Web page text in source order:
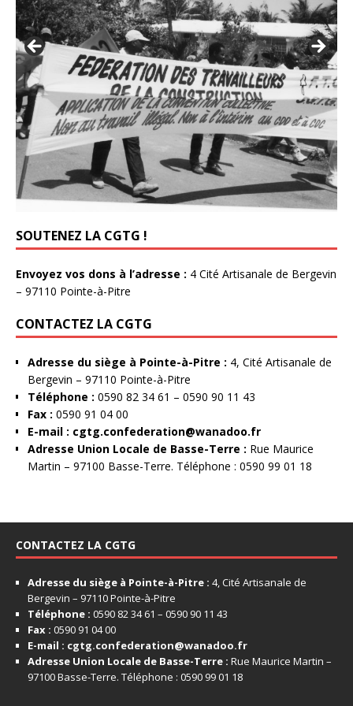
SOUTENEZ LA CGTG !
Envoyez vos dons à l’adresse : 4 Cité Artisanale de Bergevin
– 97110 Pointe-à-Pitre
CONTACTEZ LA CGTG
Adresse du siège à Pointe-à-Pitre : 4, Cité Artisanale de
Bergevin – 97110 Pointe-à-Pitre
Téléphone : 0590 82 34 61 – 0590 90 11 43
Fax : 0590 91 04 00
E-mail : cgtg.confederation@wanadoo.fr
Adresse Union Locale de Basse-Terre : Rue Maurice
Martin – 97100 Basse-Terre. Téléphone : 0590 99 01 18
CONTACTEZ LA CGTG
Adresse du siège à Pointe-à-Pitre : 4, Cité Artisanale de
Bergevin – 97110 Pointe-à-Pitre
Téléphone : 0590 82 34 61 – 0590 90 11 43
Fax : 0590 91 04 00
E-mail : cgtg.confederation@wanadoo.fr
Adresse Union Locale de Basse-Terre : Rue Maurice Martin –
97100 Basse-Terre. Téléphone : 0590 99 01 18